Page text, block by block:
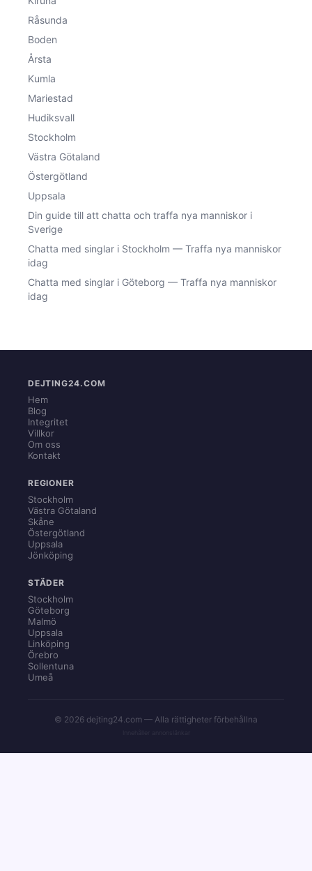
Råsunda
Boden
Årsta
Kumla
Mariestad
Hudiksvall
Stockholm
Västra Götaland
Östergötland
Uppsala
Din guide till att chatta och traffa nya manniskor i
Sverige
Chatta med singlar i Stockholm — Traffa nya manniskor
idag
Chatta med singlar i Göteborg — Traffa nya manniskor
idag
DEJTING24.COM
Hem
Blog
Integritet
Villkor
Om oss
Kontakt
REGIONER
Stockholm
Västra Götaland
Skåne
Östergötland
Uppsala
Jönköping
STÄDER
Stockholm
Göteborg
Malmö
Uppsala
Linköping
Örebro
Sollentuna
Umeå
© 2026 dejting24.com — Alla rättigheter förbehållna